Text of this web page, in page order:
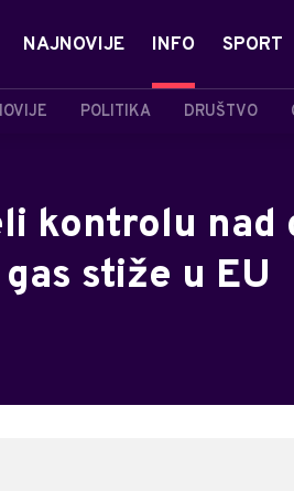
NAJNOVIJE INFO
POLITIKA DRUŠTVO
SPORT
kontrolu nad
stiže u EU